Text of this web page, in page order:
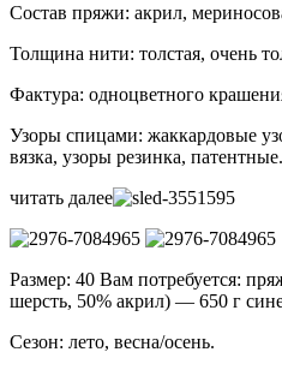
Состав пряжи: акрил,
Толщина нити: толстая, очень
Фактура: одноцветного
Узоры спицами: жаккардовые
вязка, узоры резинка, патентные.
читать далее
Размер: 40 Вам потребуется:
шерсть, 50% акрил) — 650 г
Сезон: лето, весна/осень.